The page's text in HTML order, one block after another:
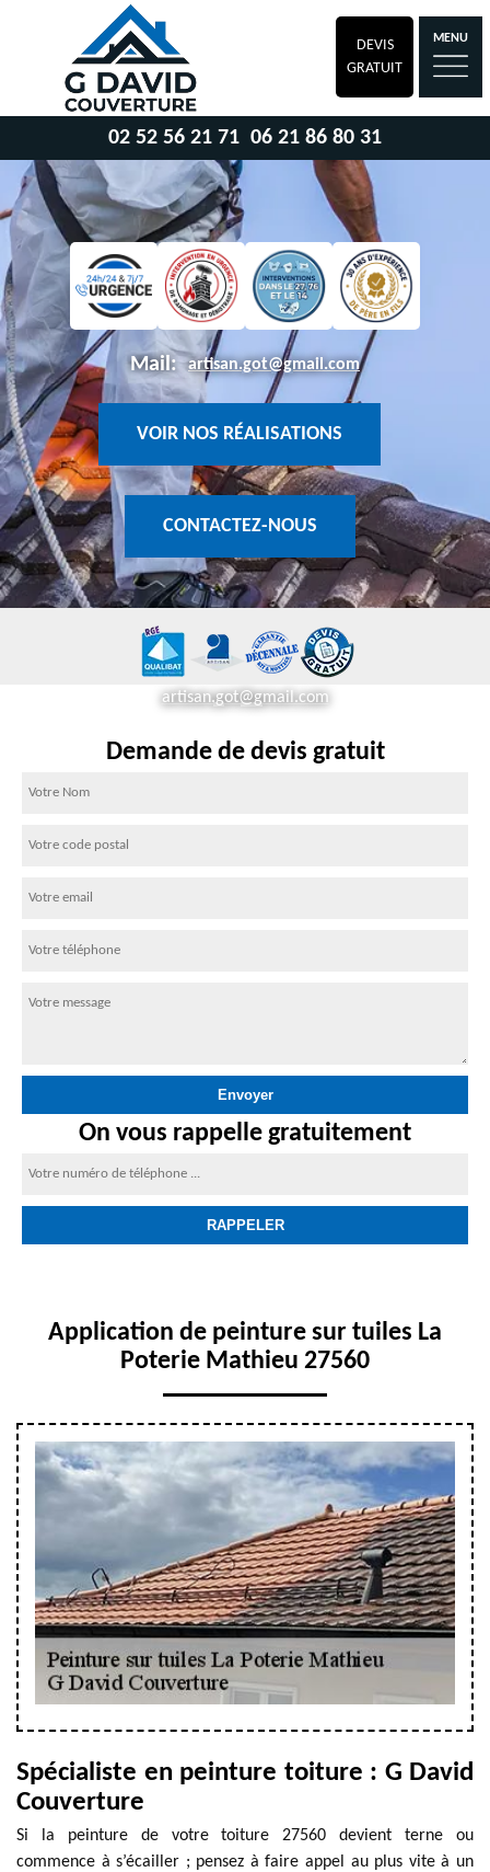
DEVIS
GRATUIT
MENU
02 52 56 21 71 06 21 86 80 31
Mail: artisan.got@gmail.com
VOIR NOS RÉALISATIONS
CONTACTEZ-NOUS
artisan.got@gmail.com
Demande de devis gratuit
On vous rappelle gratuitement
Application de peinture sur tuiles La
Poterie Mathieu 27560
Spécialiste en peinture toiture : G David
Couverture
Si la peinture de votre toiture 27560 devient terne ou
commence à s’écailler ; pensez à faire appel au plus vite à un